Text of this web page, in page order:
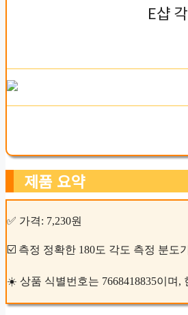
E샵
제품 요약
✅ 가격: 7,230원
☑️ 측정 정확한 180도 각도 측정 분도
☀️ 상품 식별번호는 7668418835이며